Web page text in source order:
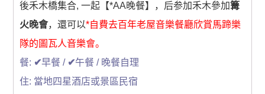
後禾木橋集合, 一起【*AA晚餐】，后参加禾木參加篝
火晚會，還可以*自費去百年老屋音樂餐廳欣賞馬蹄樂
隊的圖瓦人音樂會。
餐: ✔早餐 / ✔午餐 / 晚餐自理
住: 當地四星酒店或景區民宿